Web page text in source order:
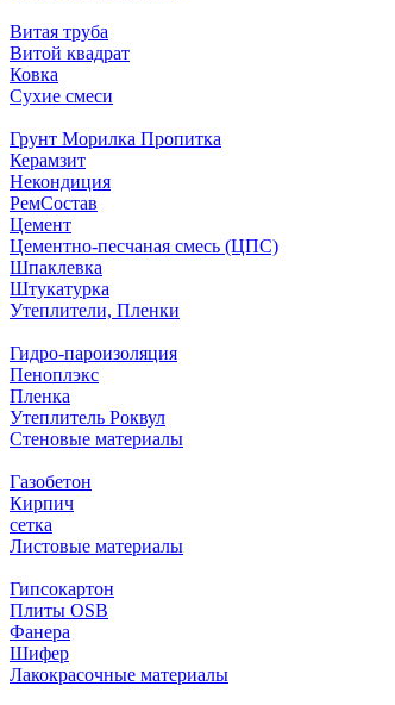
Витая труба
Витой квадрат
Ковка
Сухие смеси
Грунт Морилка Пропитка
Керамзит
Некондиция
РемСостав
Цемент
Цементно-песчаная смесь (ЦПС)
Шпаклевка
Штукатурка
Утеплители, Пленки
Гидро-пароизоляция
Пеноплэкс
Пленка
Утеплитель Роквул
Стеновые материалы
Газобетон
Кирпич
сетка
Листовые материалы
Гипсокартон
Плиты ОSB
Фанера
Шифер
Лакокрасочные материалы